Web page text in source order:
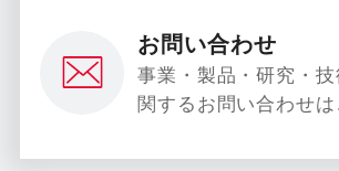
お問い合わせ
事業・製品・研究・
関するお問い合わせは